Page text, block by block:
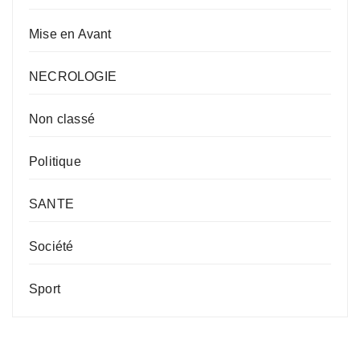
Mise en Avant
NECROLOGIE
Non classé
Politique
SANTE
Société
Sport